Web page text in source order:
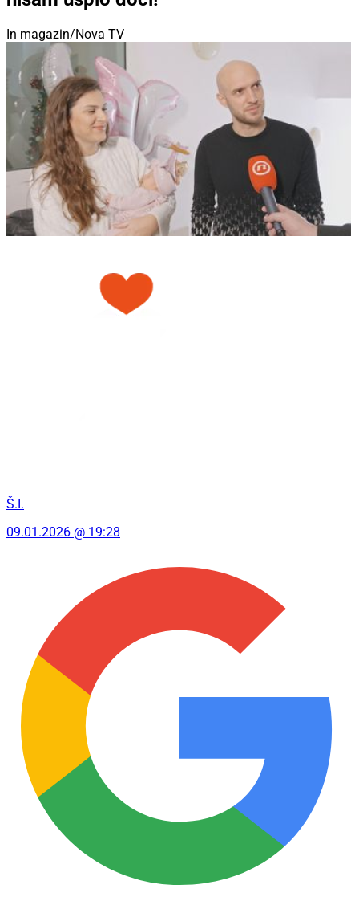
In magazin/Nova TV
Š.I.
09.01.2026 @ 19:28